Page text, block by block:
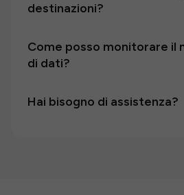
destinazioni?
Come posso monitorare il
di dati?
Hai bisogno di assistenza?